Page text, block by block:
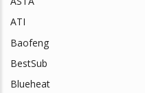
ATI
Baofeng
BestSub
Blueheat